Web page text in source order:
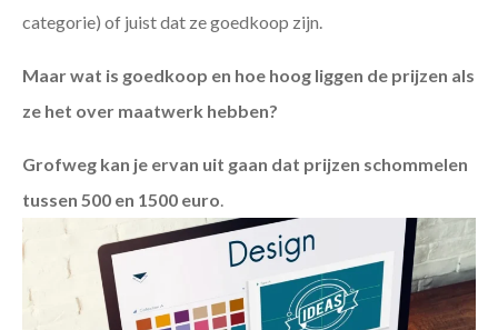
categorie) of juist dat ze goedkoop zijn.
Maar wat is goedkoop en hoe hoog liggen de prijzen als
ze het over maatwerk hebben?
Grofweg kan je ervan uit gaan dat prijzen schommelen
tussen 500 en 1500 euro.